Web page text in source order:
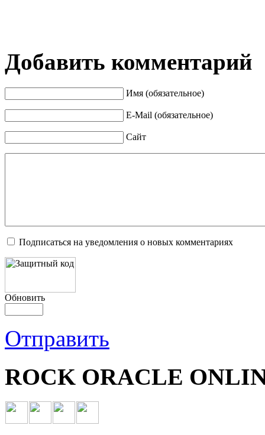
Добавить комментарий
Имя (обязательное)
E-Mail (обязательное)
Сайт
Подписаться на уведомления о новых комментариях
Обновить
Отправить
ROCK ORACLE